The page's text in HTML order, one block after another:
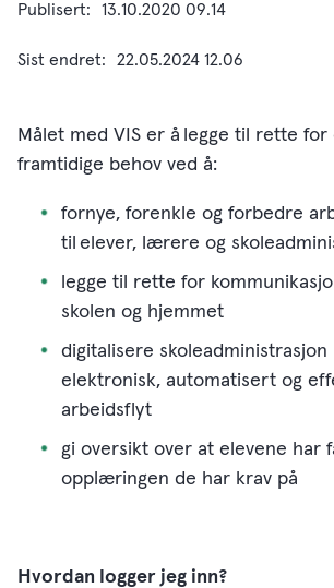
Publisert 13.10.2020 09.14
Sist endret 22.05.2024 12.06
Målet med VIS er å legge til rette for
framtidige behov ved å:
fornye, forenkle og forbedre
til elever, lærere og
legge til rette for
skolen og hjemmet
digitalisere skoleadministrasjon
elektronisk, automatisert og
arbeidsflyt
gi oversikt over at elevene har
opplæringen de har krav på
Hvordan logger jeg inn?